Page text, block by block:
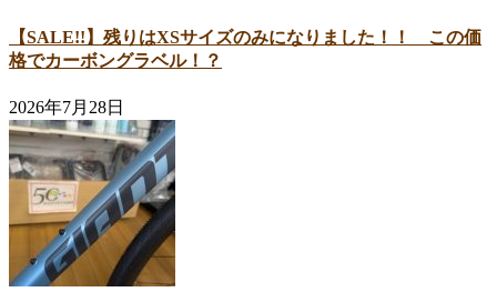
【SALE!!】残りはXSサイズのみになりました！！ この価
格でカーボングラベル！？
2026年7月28日